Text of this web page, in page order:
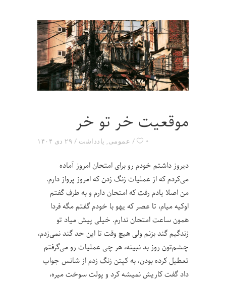
موقعیت خر تو خر
۲۹ دی ۱۴۰۴ عمومی, یادداشت ۰
دیروز داشتم خودم رو برای امتحان امروز آماده
می‌کردم که از عملیات زنگ زدن که امروز پرواز دارم.
من اصلا یادم رفت که امتحان دارم و به طرف گفتم
اوکیه میام، تا عصر که یهو با خودم گفتم مگه فردا
همون ساعت امتحان ندارم. خیلی پیش میاد تو
زندگیم گند بزنم ولی هیچ وقت تا این حد گند نمی‌زدم،
چشم‌تون روز بد نبینه، هر چی عملیات رو می‌گرفتم
تعطیل کرده بودن، به کپتن زنگ زدم از شانس جواب
داد گفت کاریش نمیشه کرد و پولت سوخت میره،